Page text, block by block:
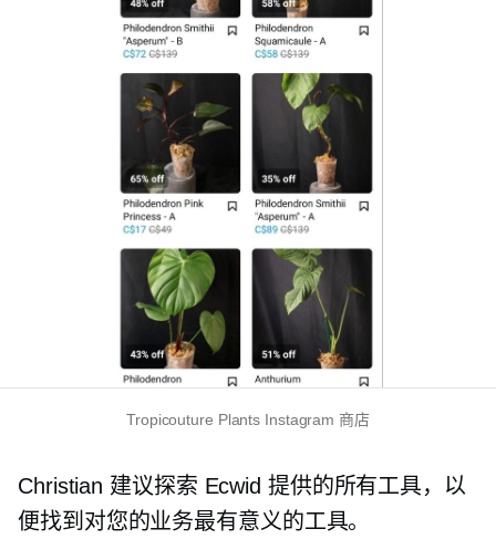
Tropicouture Plants Instagram 商店
Christian 建议探索 Ecwid 提供的所有工具，以
便找到对您的业务最有意义的工具。